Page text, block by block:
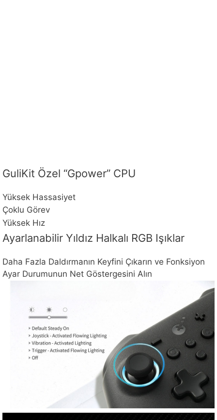
GuliKit Özel “Gpower” CPU
Yüksek Hassasiyet
Çoklu Görev
Yüksek Hız
Ayarlanabilir Yıldız Halkalı RGB Işıklar
Daha Fazla Daldırmanın Keyfini Çıkarın ve Fonksiyon
Ayar Durumunun Net Göstergesini Alın